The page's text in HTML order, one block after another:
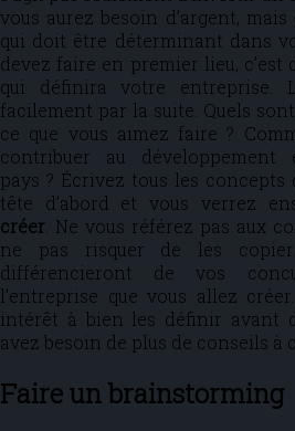
vous aurez besoin d’argent,
qui doit être déterminant dans
devez faire en premier lieu, c’est
qui définira votre entreprise.
facilement par la suite. Quels
ce que vous aimez faire ?
contribuer au développement
pays ? Écrivez tous les concepts
tête d’abord et vous verrez
créer . Ne vous référez pas aux
ne pas risquer de les
différencieront de vos
l’entreprise que vous allez
intérêt à bien les définir avant
avez besoin de plus de conseils à
Faire un brainstorming